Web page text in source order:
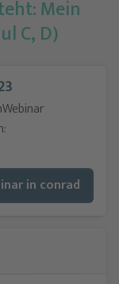
Mein
C, D)
in conrad